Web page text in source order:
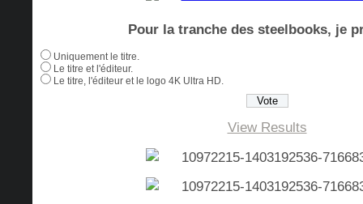
Pour la tranche des steelbooks, je
Uniquement le titre.
Le titre et l'éditeur.
Le titre, l'éditeur et le logo 4K Ultra HD.
View Results